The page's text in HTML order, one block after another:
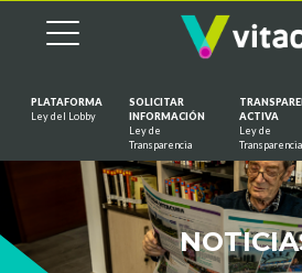
PLATAFORMA
Ley del Lobby
SOLICITAR
INFORMACIÓN
Ley de
Transparencia
ACTIVA
Ley de
Transparencia